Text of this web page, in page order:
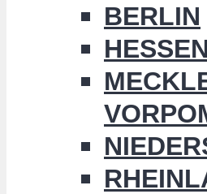
BERLIN
HESSEN